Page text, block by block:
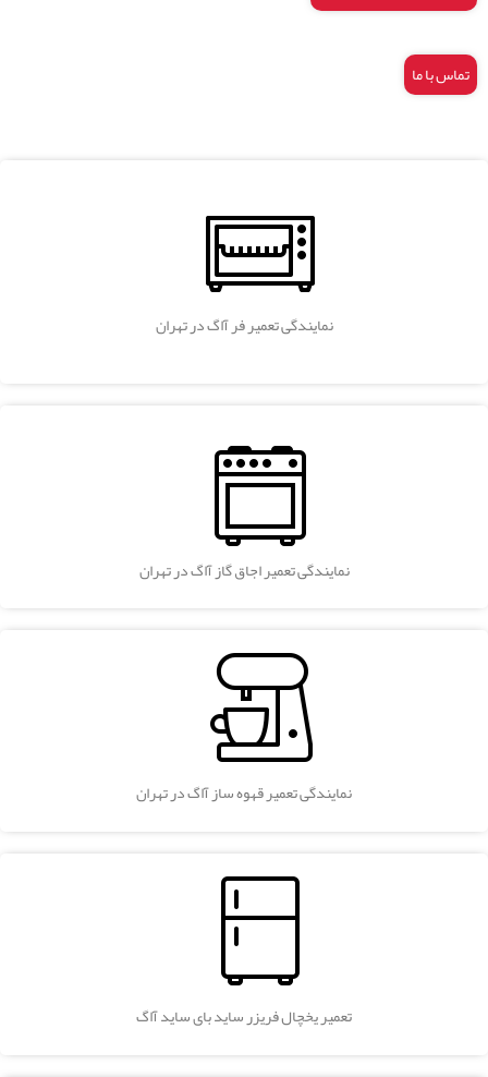
تماس با ما
نمایندگی تعمیر فر آاگ در تهران
نمایندگی تعمیر اجاق گاز آاگ در تهران
نمایندگی تعمیر قهوه ساز آاگ در تهران
تعمیر یخچال فریزر ساید بای ساید آاگ